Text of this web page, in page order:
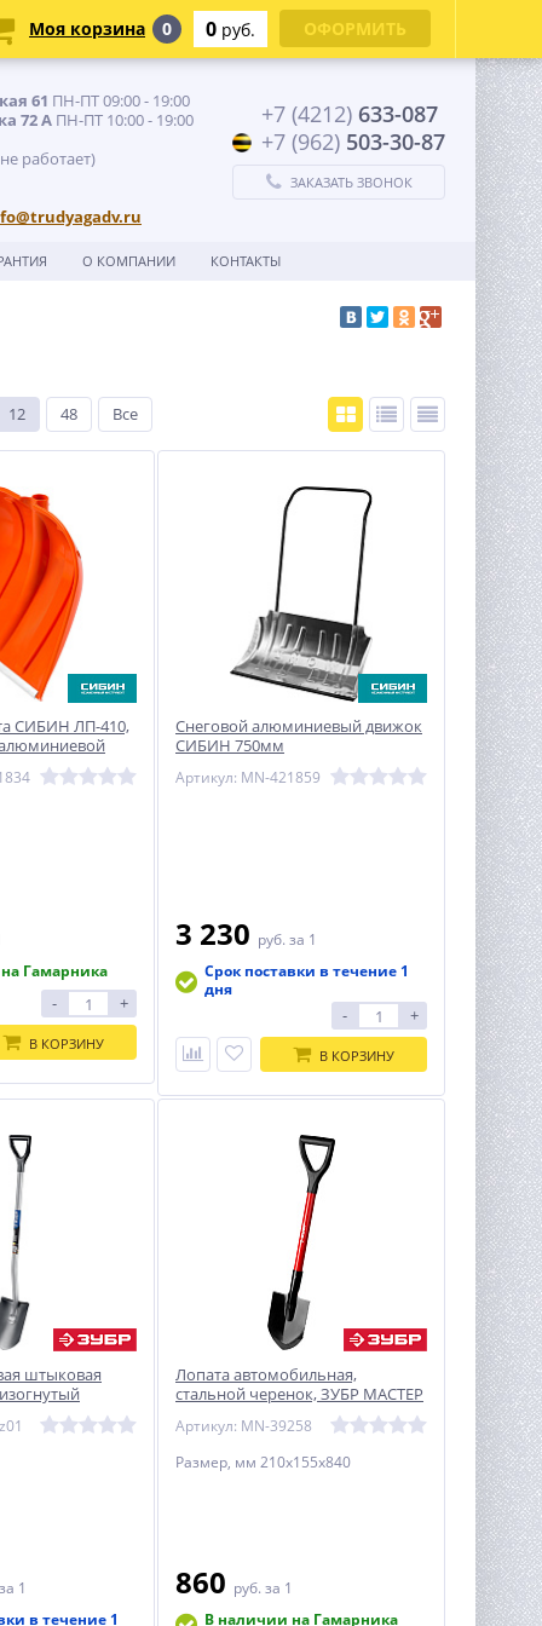
61 ПН-ПТ 09:00 - 19:00
72 А ПН-ПТ 10:00 - 19:00
работает)
+7 (4212) 633-087
+7 (962) 503-30-87
ЗАКАЗАТЬ ЗВОНОК
О КОМПАНИИ КОНТАКТЫ
12 48 Все
СИБИН ЛП-410,
алюминиевой
Гамарника
- +
В КОРЗИНУ
Снеговой алюминиевый движок
СИБИН 750мм
Артикул: MN-421859
3 230 руб. за 1
Срок поставки в течение 1
дня
- +
В КОРЗИНУ
штыковая
ЗУБР Титан,
за 1
в течение 1
Лопата автомобильная,
стальной черенок, ЗУБР МАСТЕР
Артикул: MN-39258
Размер, мм 210х155х840
860 руб. за 1
В наличии на Гамарника
Моя корзина 0 0 руб. ОФОРМИТЬ